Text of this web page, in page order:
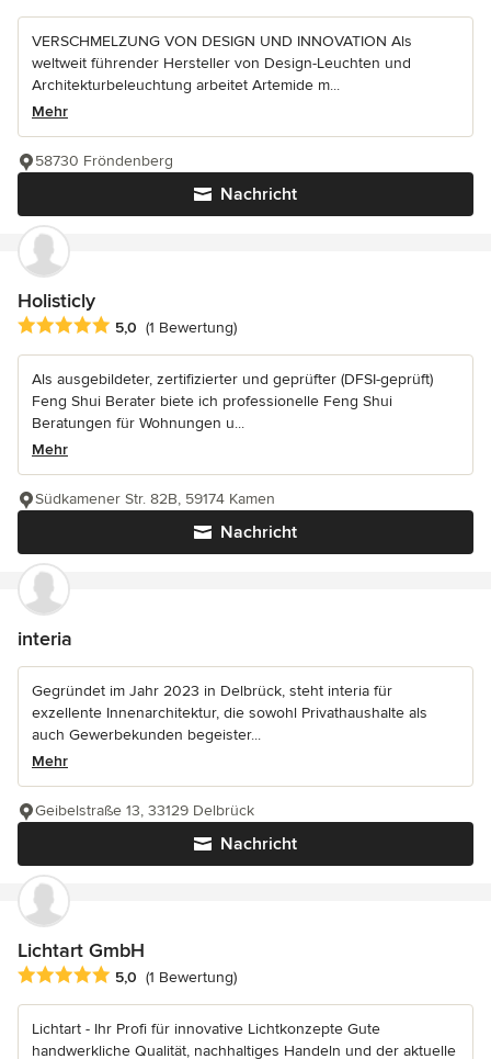
VERSCHMELZUNG VON DESIGN UND INNOVATION Als
weltweit führender Hersteller von Design-Leuchten und
Architekturbeleuchtung arbeitet Artemide m...
Mehr
Nachricht
58730 Fröndenberg
Holisticly
Durchschnittliche Bewertung: 5 von 5 Sternen
5,0 (1 Bewertung)
Als ausgebildeter, zertifizierter und geprüfter (DFSI-geprüft)
Feng Shui Berater biete ich professionelle Feng Shui
Beratungen für Wohnungen u...
Mehr
Nachricht
Südkamener Str. 82B, 59174 Kamen
interia
Gegründet im Jahr 2023 in Delbrück, steht interia für
exzellente Innenarchitektur, die sowohl Privathaushalte als
auch Gewerbekunden begeister...
Mehr
Nachricht
Geibelstraße 13, 33129 Delbrück
Lichtart GmbH
Durchschnittliche Bewertung: 5 von 5 Sternen
5,0 (1 Bewertung)
Lichtart - Ihr Profi für innovative Lichtkonzepte Gute
handwerkliche Qualität, nachhaltiges Handeln und der aktuelle